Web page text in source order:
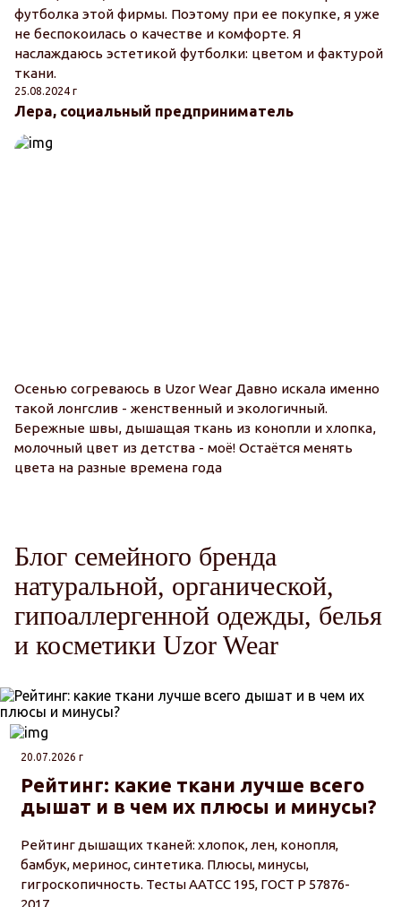
футболка этой фирмы. Поэтому при ее покупке, я уже
не беспокоилась о качестве и комфорте. Я
наслаждаюсь эстетикой футболки: цветом и фактурой
ткани.
25.08.2024 г
Лера, социальный предприниматель
Осенью согреваюсь в Uzor Wear Давно искала именно
такой лонгслив - женственный и экологичный.
Бережные швы, дышащая ткань из конопли и хлопка,
молочный цвет из детства - моё! Остаётся менять
цвета на разные времена года
Блог семейного бренда
натуральной, органической,
гипоаллергенной одежды, белья
и косметики Uzor Wear
20.07.2026 г
Рейтинг: какие ткани лучше всего
дышат и в чем их плюсы и минусы?
Рейтинг дышащих тканей: хлопок, лен, конопля,
бамбук, меринос, синтетика. Плюсы, минусы,
гигроскопичность. Тесты AATCC 195, ГОСТ Р 57876-